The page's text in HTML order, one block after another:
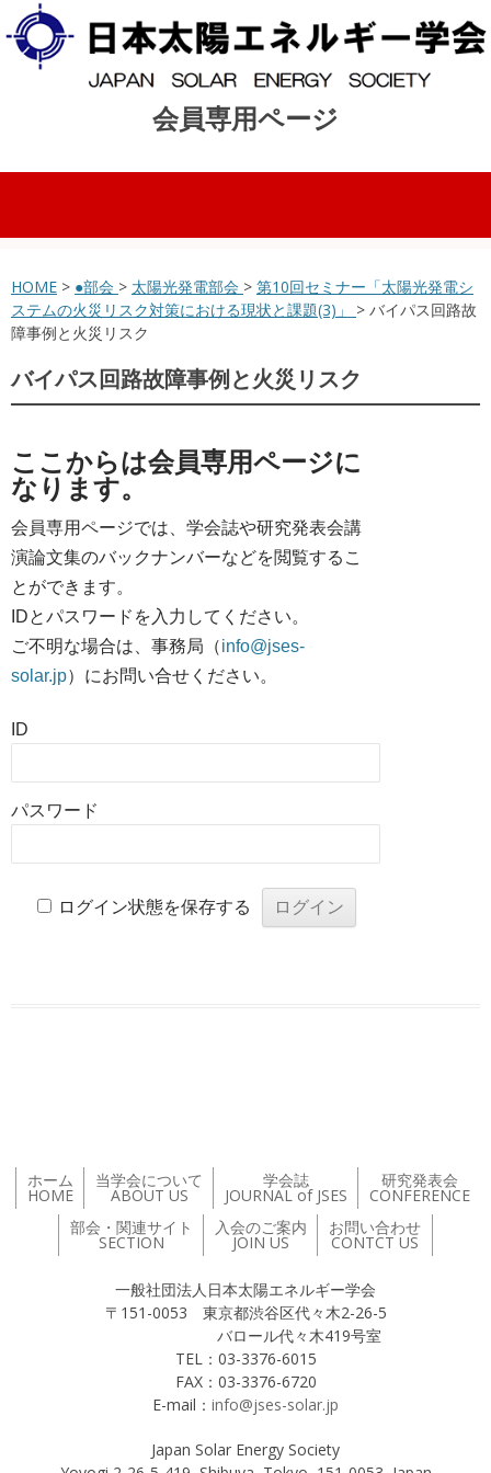
会員専用ページ
コンテンツへスキップ
HOME > ●部会 > 太陽光発電部会 > 第10回セミナー「太陽光発電シ
ステムの火災リスク対策における現状と課題(3)」 > バイパス回路故
障事例と火災リスク
バイパス回路故障事例と火災リスク
ここからは会員専用ページに
なります。
会員専用ページでは、学会誌や研究発表会講
演論文集のバックナンバーなどを閲覧するこ
とができます。
IDとパスワードを入力してください。
ご不明な場合は、事務局（info@jses-
solar.jp）にお問い合せください。
ID
パスワード
ログイン状態を保存する
ホーム
HOME
当学会について
ABOUT US
学会誌
JOURNAL of JSES
研究発表会
CONFERENCE
部会・関連サイト
SECTION
入会のご案内
JOIN US
お問い合わせ
CONTCT US
一般社団法人日本太陽エネルギー学会
〒151-0053 東京都渋谷区代々木2-26-5
バロール代々木419号室
TEL：03-3376-6015
FAX：03-3376-6720
E-mail： info@jses-solar.jp
Japan Solar Energy Society